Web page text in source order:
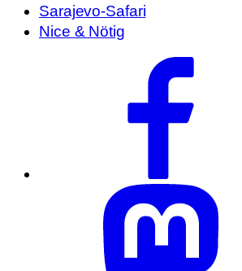
Sarajevo-Safari
Nice & Nötig